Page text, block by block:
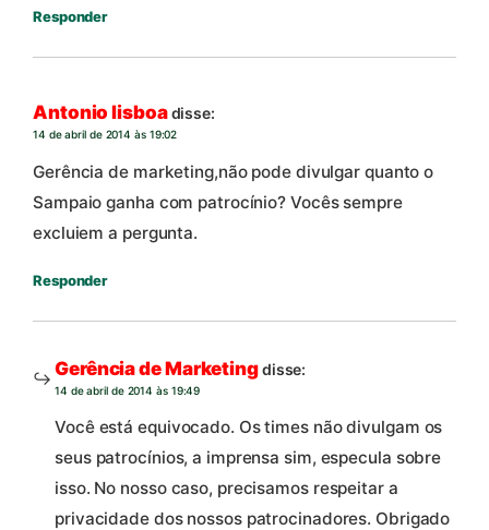
Responder
Antonio lisboadisse:
14 de abril de 2014 às 19:02
Gerência de marketing,não pode divulgar quanto o
Sampaio ganha com patrocínio? Vocês sempre
excluiem a pergunta.
Responder
Gerência de Marketingdisse:
14 de abril de 2014 às 19:49
Você está equivocado. Os times não divulgam os
seus patrocínios, a imprensa sim, especula sobre
isso. No nosso caso, precisamos respeitar a
privacidade dos nossos patrocinadores. Obrigado